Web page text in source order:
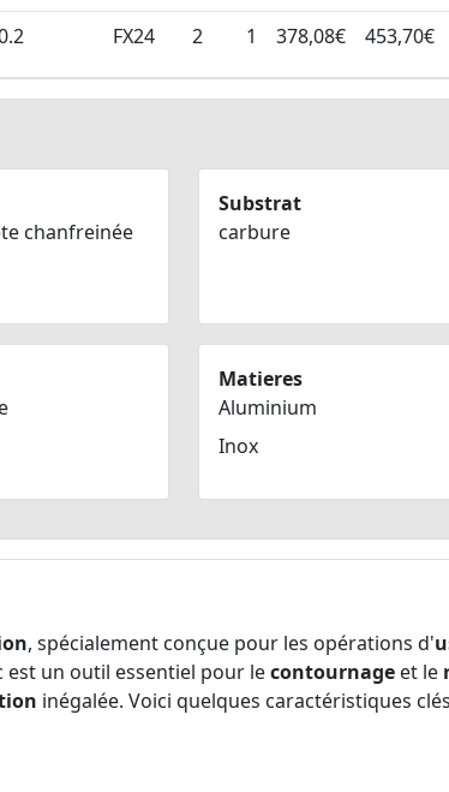
FX24 2 1 378,08€ 453,70€
chanfreinée
Substrat
carbure
Matieres
Aluminium
Inox
, spécialement conçue pour les opérations d'
un outil essentiel pour lecontournage et le
inégalée. Voici quelques caractéristiques